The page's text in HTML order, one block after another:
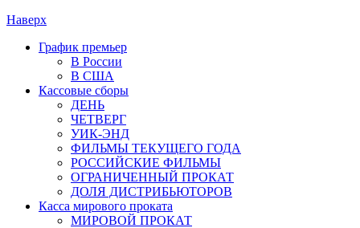
Наверх
График премьер
В России
В США
Кассовые сборы
ДЕНЬ
ЧЕТВЕРГ
УИК-ЭНД
ФИЛЬМЫ ТЕКУЩЕГО ГОДА
РОССИЙСКИЕ ФИЛЬМЫ
ОГРАНИЧЕННЫЙ ПРОКАТ
ДОЛЯ ДИСТРИБЬЮТОРОВ
Касса мирового проката
МИРОВОЙ ПРОКАТ